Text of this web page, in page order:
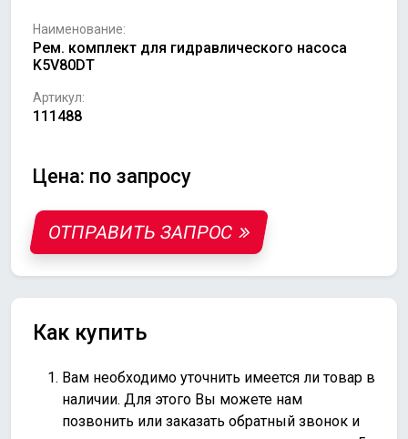
Наименование:
Рем. комплект для гидравлического насоса
K5V80DT
Артикул:
111488
Цена: по запросу
ОТПРАВИТЬ ЗАПРОС
Как купить
Вам необходимо уточнить имеется ли товар в
наличии. Для этого Вы можете нам
позвонить или заказать обратный звонок и